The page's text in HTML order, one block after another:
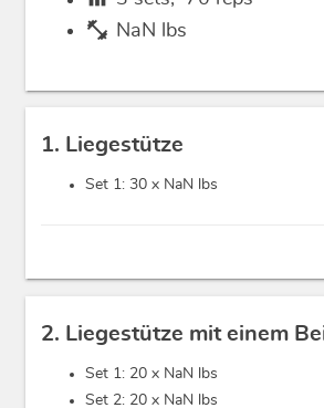
fitness_center NaN lbs
1. Liegestütze
Set 1: 30 x NaN lbs
2. Liegestütze mit einem
Set 1: 20 x NaN lbs
Set 2: 20 x NaN lbs